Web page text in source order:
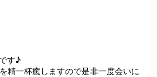
す♪
精一杯癒しますので是非一度会いに